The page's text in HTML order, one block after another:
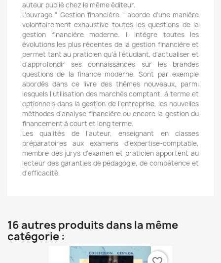
auteur publié chez le même éditeur.
L'ouvrage " Gestion financière " aborde d'une manière
volontairement exhaustive toutes les questions de la
gestion financière moderne. Il intègre toutes les
évolutions les plus récentes de la gestion financière et
permet tant au praticien qu'à l'étudiant, d'actualiser et
d'approfondir ses connaissances sur les brandes
questions de la finance moderne. Sont par exemple
abordés dans ce livre des thèmes nouveaux, parmi
lesquels l'utilisation des marchés comptant, à terme et
optionnels dans la gestion de l'entreprise, les nouvelles
méthodes d'analyse financière ou encore la gestion du
financement à court et long terme.
Les qualités de l'auteur, enseignant en classes
préparatoires aux examens d'expertise-comptable,
membre des jurys d'examen et praticien apportent au
lecteur des garanties de pédagogie, de compétence et
d'efficacité.
16 autres produits dans la même
catégorie :